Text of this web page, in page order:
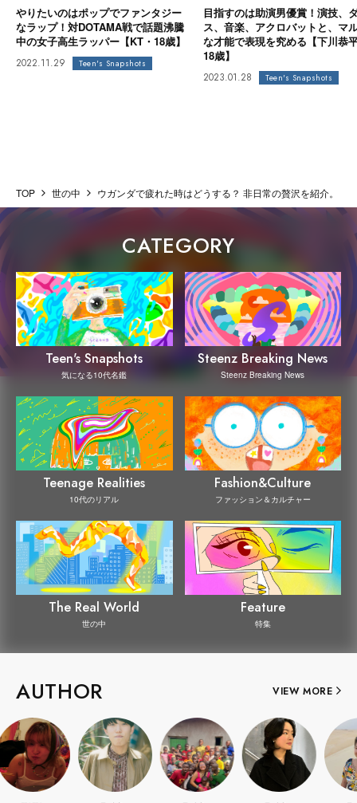
やりたいのはポップでファンタジー
なラップ！対DOTAMA戦で話題沸騰
中の女子高生ラッパー【KT・18歳】
2022.11.29 Teen's Snapshots
目指すのは助演男優賞！演技、
ス、音楽、アクロバットと、マ
な才能で表現を究める【下川恭
18歳】
2023.01.28 Teen's Snapshots
TOP 世の中 ウガンダで疲れた時はどうする？ 非日常の贅沢を紹介。
CATEGORY
Teen's Snapshots
気になる10代名鑑
Steenz Breaking News
Steenz Breaking News
Teenage Realities
10代のリアル
Fashion&Culture
ファッション＆カルチャー
The Real World
世の中
Feature
特集
AUTHOR VIEW MORE